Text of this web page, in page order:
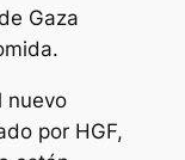
Gaza
nuevo
por HGF,